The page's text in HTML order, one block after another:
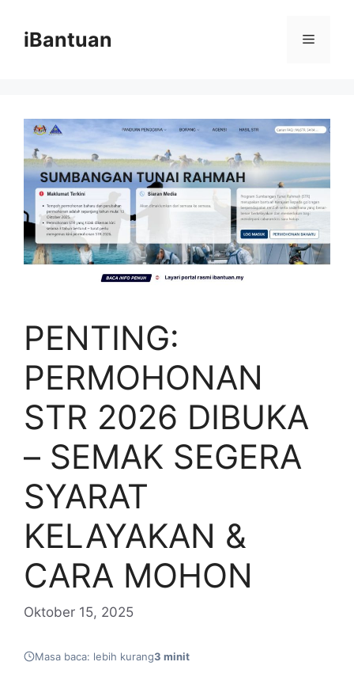
contentiBantuan Menu
PENTING:
PERMOHONAN
STR 2026 DIBUKA
– SEMAK SEGERA
SYARAT
KELAYAKAN &
CARA MOHON
Oktober 15, 2025
Masa baca: lebih kurang3 minit